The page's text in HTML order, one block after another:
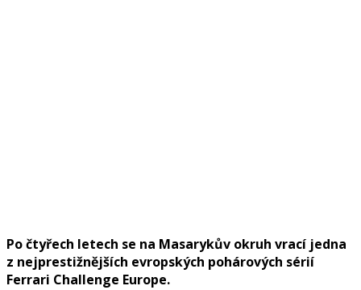
Po čtyřech letech se na Masarykův okruh vrací jedna
z nejprestižnějších evropských pohárových sérií
Ferrari Challenge Europe.